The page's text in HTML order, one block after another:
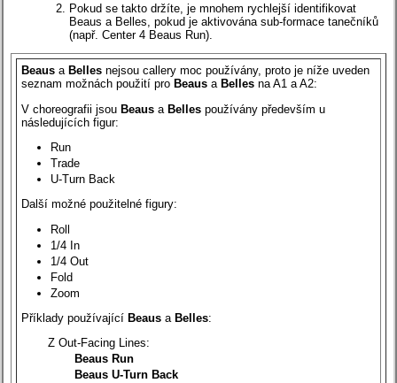
Pokud se takto držíte, je mnohem rychlejší identifikovat
Beaus a Belles, pokud je aktivována sub-formace tanečníků
(např. Center 4 Beaus Run).
Beaus a Belles nejsou callery moc používány, proto je níže uveden
seznam možnách použití pro Beaus a Belles na A1 a A2:
V choreografii jsou Beaus a Belles používány především u
následujících figur:
Run
Trade
U-Turn Back
Další možné použitelné figury:
Roll
1/4 In
1/4 Out
Fold
Zoom
Příklady používající Beaus a Belles:
Z Out-Facing Lines:
Beaus Run
Beaus U-Turn Back